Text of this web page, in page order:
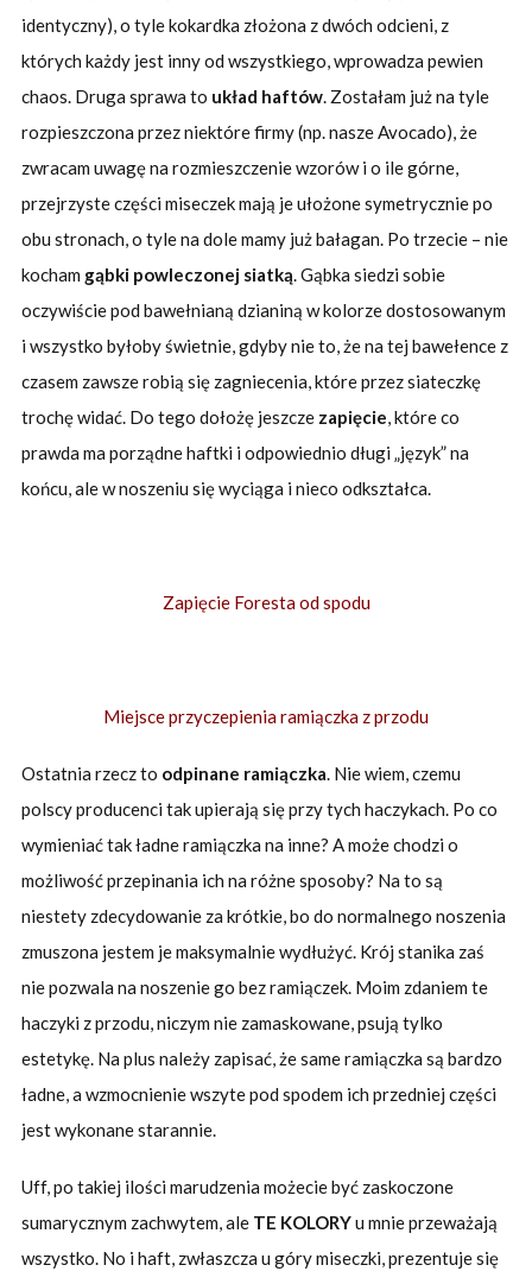
identyczny), o tyle kokardka złożona z dwóch odcieni, z
których każdy jest inny od wszystkiego, wprowadza pewien
chaos. Druga sprawa to układ haftów. Zostałam już na tyle
rozpieszczona przez niektóre firmy (np. nasze Avocado), że
zwracam uwagę na rozmieszczenie wzorów i o ile górne,
przejrzyste części miseczek mają je ułożone symetrycznie po
obu stronach, o tyle na dole mamy już bałagan. Po trzecie – nie
kocham gąbki powleczonej siatką. Gąbka siedzi sobie
oczywiście pod bawełnianą dzianiną w kolorze dostosowanym
i wszystko byłoby świetnie, gdyby nie to, że na tej bawełence z
czasem zawsze robią się zagniecenia, które przez siateczkę
trochę widać. Do tego dołożę jeszcze zapięcie, które co
prawda ma porządne haftki i odpowiednio długi „język” na
końcu, ale w noszeniu się wyciąga i nieco odkształca.
Zapięcie Foresta od spodu
Miejsce przyczepienia ramiączka z przodu
Ostatnia rzecz to odpinane ramiączka. Nie wiem, czemu
polscy producenci tak upierają się przy tych haczykach. Po co
wymieniać tak ładne ramiączka na inne? A może chodzi o
możliwość przepinania ich na różne sposoby? Na to są
niestety zdecydowanie za krótkie, bo do normalnego noszenia
zmuszona jestem je maksymalnie wydłużyć. Krój stanika zaś
nie pozwala na noszenie go bez ramiączek. Moim zdaniem te
haczyki z przodu, niczym nie zamaskowane, psują tylko
estetykę. Na plus należy zapisać, że same ramiączka są bardzo
ładne, a wzmocnienie wszyte pod spodem ich przedniej części
jest wykonane starannie.
Uff, po takiej ilości marudzenia możecie być zaskoczone
sumarycznym zachwytem, ale TE KOLORYu mnie przeważają
wszystko. No i haft, zwłaszcza u góry miseczki, prezentuje się